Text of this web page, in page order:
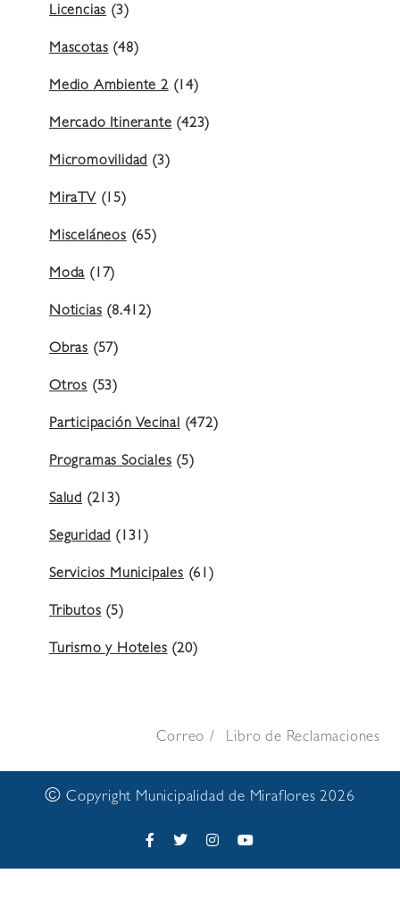
Licencias (3)
Mascotas (48)
Medio Ambiente 2(14)
Mercado Itinerante (423)
Micromovilidad (3)
MiraTV (15)
Misceláneos (65)
Moda (17)
Noticias (8.412)
Obras (57)
Otros (53)
Participación Vecinal (472)
Programas Sociales (5)
Salud (213)
Seguridad (131)
Servicios Municipales (61)
Tributos (5)
Turismo y Hoteles (20)
Correo Libro de Reclamaciones
© Copyright Municipalidad de Miraflores 2026